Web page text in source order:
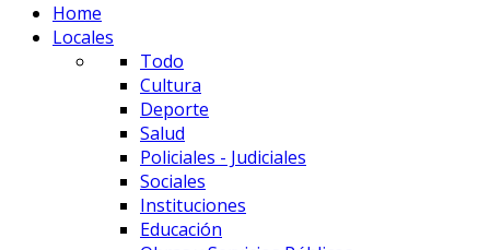
Home
Locales
Todo
Cultura
Deporte
Salud
Policiales - Judiciales
Sociales
Instituciones
Educación